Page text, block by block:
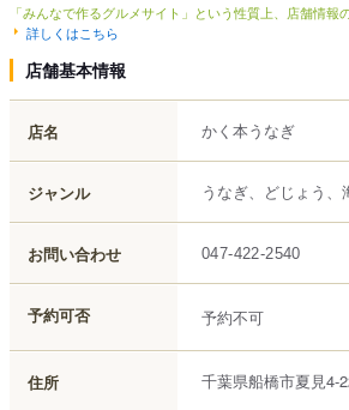
「みんなで作るグルメサイト」という性質上、店舗情
詳しくはこちら
店舗基本情報
店名 かく本うなぎ
ジャンル うなぎ、どじょう、
お問い合わせ 047-422-2540
予約可否 予約不可
住所 千葉県船橋市夏見4-